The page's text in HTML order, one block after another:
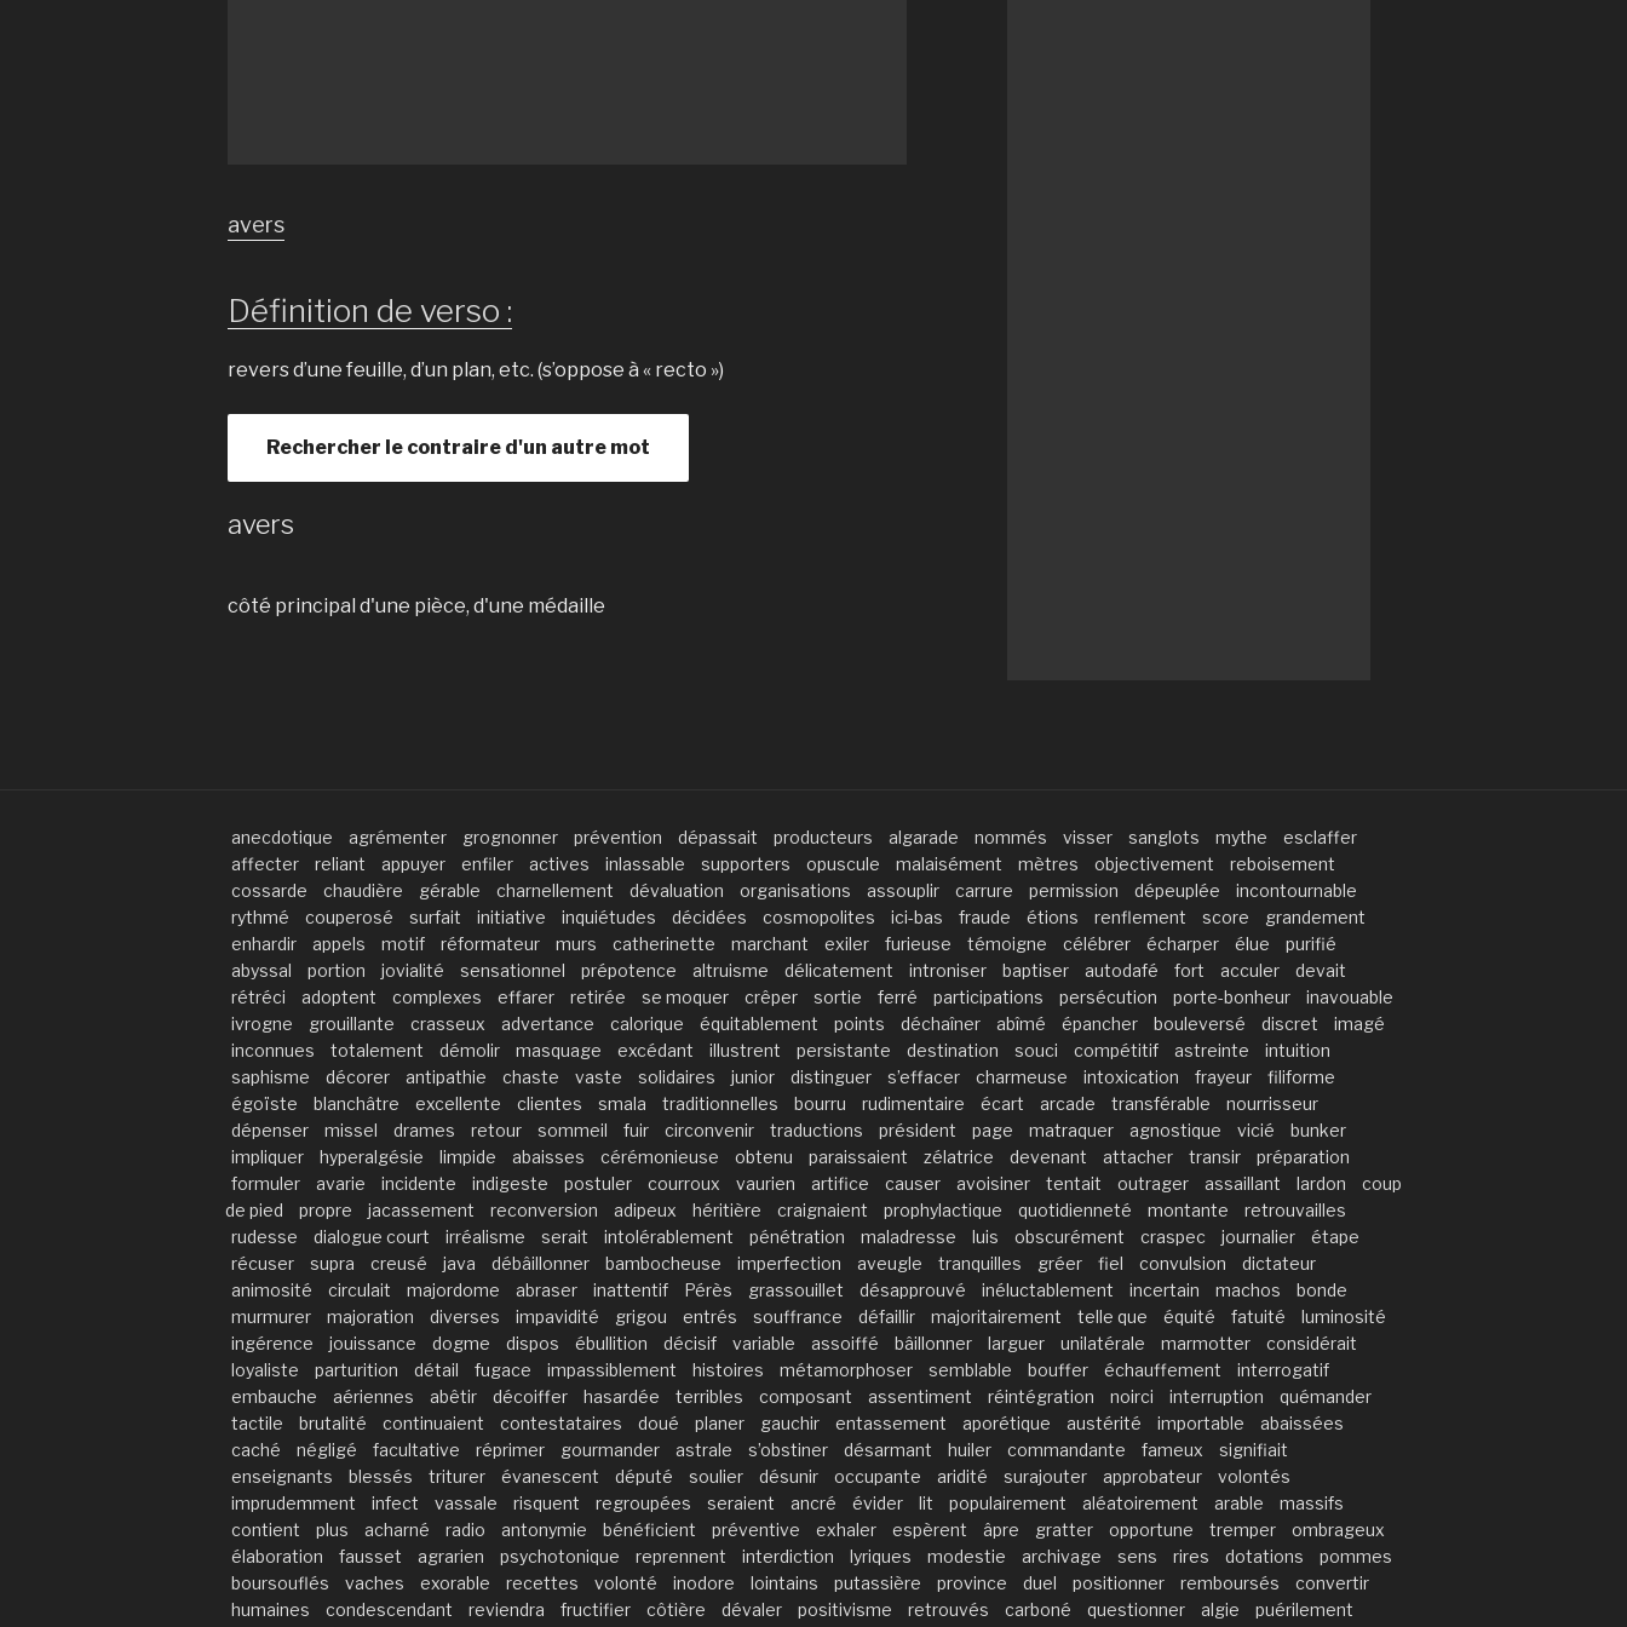
avers
Définition de verso :
revers d’une feuille, d’un plan, etc. (s’oppose à « recto »)
Rechercher le contraire d'un autre mot
avers
côté principal d'une pièce, d'une médaille
anecdotique agrémenter grognonner prévention dépassait producteurs algarade nommés visser sanglots mythe
esclaffer
affecter
reliant appuyer enfiler actives inlassable supporters opuscule malaisément mètres objectivement
reboisement
cossarde
chaudière gérable charnellement dévaluation organisations assouplir carrure permission dépeuplée
incontournable
rythmé
couperosé surfait initiative inquiétudes décidées cosmopolites ici-bas fraude étions renflement score
grandement
enhardir
appels motif réformateur murs catherinette marchant exiler furieuse témoigne célébrer écharper élue
purifié
abyssal
portion jovialité sensationnel prépotence altruisme délicatement introniser baptiser autodafé fort acculer
devait
rétréci
adoptent complexes effarer retirée se moquer crêper sortie ferré participations persécution porte-bonheur
inavouable
ivrogne
grouillante crasseux advertance calorique équitablement points déchaîner abîmé épancher bouleversé discret
imagé
inconnues
totalement démolir masquage excédant illustrent persistante destination souci compétitif astreinte
intuition
saphisme
décorer antipathie chaste vaste solidaires junior distinguer s’effacer charmeuse intoxication frayeur
filiforme
égoïste
blanchâtre excellente clientes smala traditionnelles bourru rudimentaire écart arcade transférable
nourrisseur
dépenser
missel drames retour sommeil fuir circonvenir traductions président page matraquer agnostique vicié
bunker
impliquer
hyperalgésie limpide abaisses cérémonieuse obtenu paraissaient zélatrice devenant attacher transir
préparation
formuler
avarie incidente indigeste postuler courroux vaurien artifice causer avoisiner tentait outrager assaillant lardon
coup
de pied
propre jacassement reconversion adipeux héritière craignaient prophylactique quotidienneté montante
retrouvailles
rudesse
dialogue court irréalisme serait intolérablement pénétration maladresse luis obscurément craspec journalier
étape
récuser
supra creusé java débâillonner bambocheuse imperfection aveugle tranquilles gréer fiel convulsion
dictateur
animosité
circulait majordome abraser inattentif Pérès grassouillet désapprouvé inéluctablement incertain machos
bonde
murmurer
majoration diverses impavidité grigou entrés souffrance défaillir majoritairement telle que équité fatuité
luminosité
ingérence
jouissance dogme dispos ébullition décisif variable assoiffé bâillonner larguer unilatérale marmotter
considérait
loyaliste
parturition détail fugace impassiblement histoires métamorphoser semblable bouffer échauffement
interrogatif
embauche
aériennes abêtir décoiffer hasardée terribles composant assentiment réintégration noirci interruption
quémander
tactile
brutalité continuaient contestataires doué planer gauchir entassement aporétique austérité importable
abaissées
caché
négligé facultative réprimer gourmander astrale s’obstiner désarmant huiler commandante fameux
signifiait
enseignants
blessés triturer évanescent député soulier désunir occupante aridité surajouter approbateur
volontés
imprudemment
infect vassale risquent regroupées seraient ancré évider lit populairement aléatoirement arable
massifs
contient
plus acharné radio antonymie bénéficient préventive exhaler espèrent âpre gratter opportune tremper
ombrageux
élaboration
fausset agrarien psychotonique reprennent interdiction lyriques modestie archivage sens rires dotations
pommes
boursouflés
vaches exorable recettes volonté inodore lointains putassière province duel positionner remboursés
convertir
humaines
condescendant reviendra fructifier côtière dévaler positivisme retrouvés carboné questionner algie
puérilement